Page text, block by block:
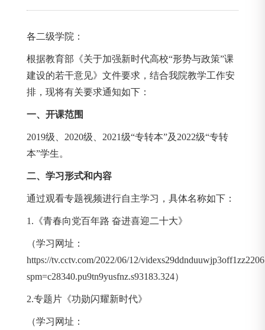
各二级学院：
根据教育部《关于加强新时代高校“形势与政策”课
建设的若干意见》文件要求，结合我院教学工作安
排，现将有关要求通知如下：
一、开课范围
2019级、2020级、2021级“专转本”及2022级“专转
本”学生。
二、学习形式和内容
通过观看专题视频进行自主学习，具体名称如下：
1.《青春向党百年路 奋进喜迎二十大》
（学习网址：
https://tv.cctv.com/2022/06/12/
spm=c28340.pu9tn9yusfnz.s93183.324）
2.专题片《功勋闪耀新时代》
（学习网址：